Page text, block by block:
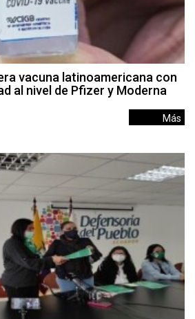
vacuna latinoamericana con
al nivel de Pfizer y Moderna
Más